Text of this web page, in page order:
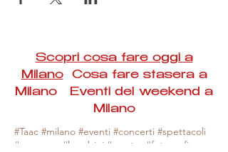
Scopri cosa fare oggi a
MilanoCosa fare stasera a
Milano Eventi del weekend a
Milano
#Taac #milano #eventi #concerti #spettacoli
#rassegne #bambini #mostre #fotografia